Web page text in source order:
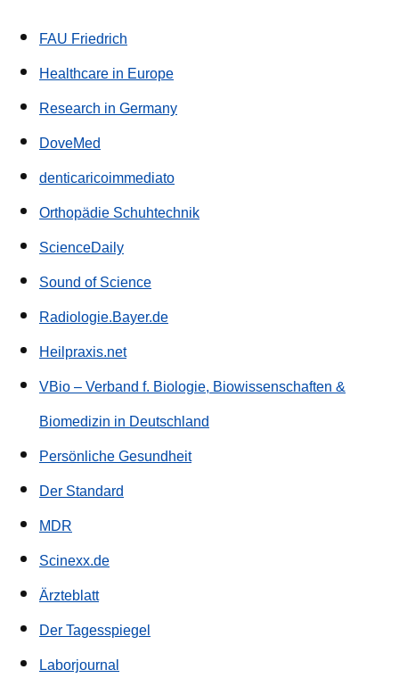
FAU Friedrich
Healthcare in Europe
Research in Germany
DoveMed
denticaricoimmediato
Orthopädie Schuhtechnik
ScienceDaily
Sound of Science
Radiologie.Bayer.de
Heilpraxis.net
VBio – Verband f. Biologie, Biowissenschaften &
Biomedizin in Deutschland
Persönliche Gesundheit
Der Standard
MDR
Scinexx.de
Ärzteblatt
Der Tagesspiegel
Laborjournal